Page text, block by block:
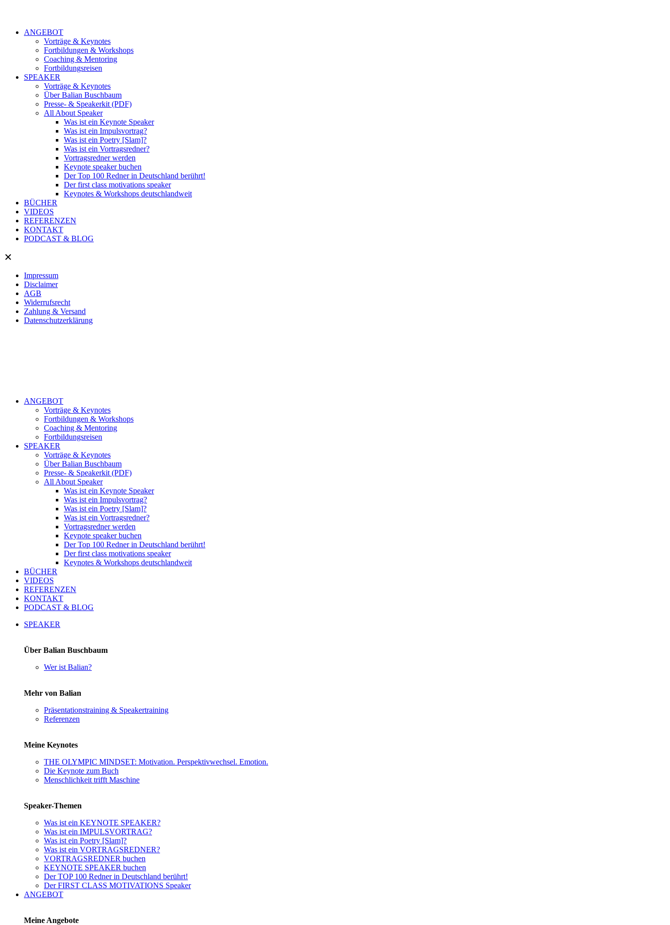
ANGEBOT
Vorträge & Keynotes
Fortbildungen & Workshops
Coaching & Mentoring
Fortbildungsreisen
SPEAKER
Vorträge & Keynotes
Über Balian Buschbaum
Presse- & Speakerkit (PDF)
All About Speaker
Was ist ein Keynote Speaker
Was ist ein Impulsvortrag?
Was ist ein Poetry [Slam]?
Was ist ein Vortragsredner?
Vortragsredner werden
Keynote speaker buchen
Der Top 100 Redner in Deutschland berührt!
Der first class motivations speaker
Keynotes & Workshops deutschlandweit
BÜCHER
VIDEOS
REFERENZEN
KONTAKT
PODCAST & BLOG
✕
Impressum
Disclaimer
AGB
Widerrufsrecht
Zahlung & Versand
Datenschutzerklärung
ANGEBOT
Vorträge & Keynotes
Fortbildungen & Workshops
Coaching & Mentoring
Fortbildungsreisen
SPEAKER
Vorträge & Keynotes
Über Balian Buschbaum
Presse- & Speakerkit (PDF)
All About Speaker
Was ist ein Keynote Speaker
Was ist ein Impulsvortrag?
Was ist ein Poetry [Slam]?
Was ist ein Vortragsredner?
Vortragsredner werden
Keynote speaker buchen
Der Top 100 Redner in Deutschland berührt!
Der first class motivations speaker
Keynotes & Workshops deutschlandweit
BÜCHER
VIDEOS
REFERENZEN
KONTAKT
PODCAST & BLOG
SPEAKER
Über Balian Buschbaum
Wer ist Balian?
Mehr von Balian
Präsentationstraining & Speakertraining
Referenzen
Meine Keynotes
THE OLYMPIC MINDSET: Motivation. Perspektivwechsel. Emotion.
Die Keynote zum Buch
Menschlichkeit trifft Maschine
Speaker-Themen
Was ist ein KEYNOTE SPEAKER?
Was ist ein IMPULSVORTRAG?
Was ist ein Poetry [Slam]?
Was ist ein VORTRAGSREDNER?
VORTRAGSREDNER buchen
KEYNOTE SPEAKER buchen
Der TOP 100 Redner in Deutschland berührt!
Der FIRST CLASS MOTIVATIONS Speaker
ANGEBOT
Meine Angebote